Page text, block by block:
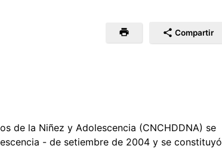
Compartir
de la Niñez y Adolescencia (CNCHDDNA) se
- de setiembre de 2004 y se constituyó